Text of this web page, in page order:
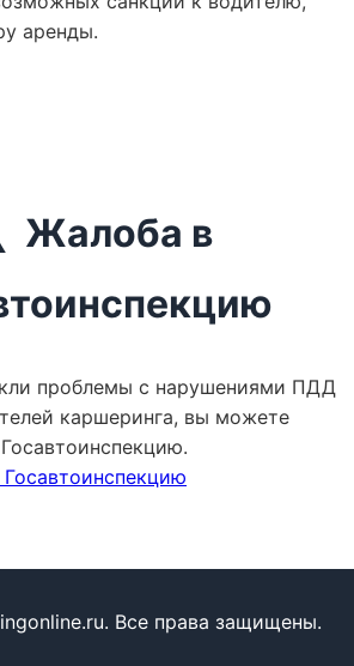
аренды.
Жалоба в
проблемы с нарушениями ПДД
каршеринга, вы можете
Все права защищены.